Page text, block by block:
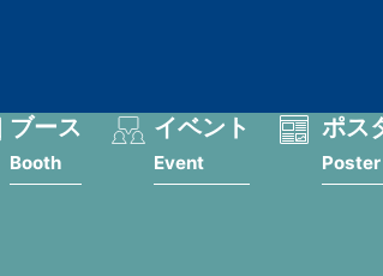
ブース
Booth
イベント
Event
ポス
Poster